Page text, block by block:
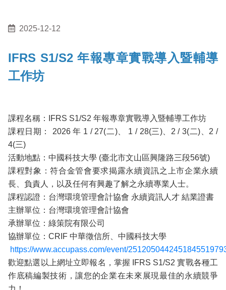
2025-12-12
IFRS S1/S2 年報專章實戰導入暨輔導
工作坊
課程名稱：IFRS S1/S2 年報專章實戰導入暨輔導工作坊
課程日期： 2026 年 1 / 27(二)、 1 / 28(三)、2 / 3(二)、2 /
4(三)
活動地點：中國科技大學 (臺北市文山區興隆路三段56號)
課程對象：符合金管會要求揭露永續資訊之上市企業永續
長、負責人，以及任何有興趣了解之永續專業人士。
課程認證：台灣環境管理會計協會 永續資訊人才 結業證書
主辦單位：台灣環境管理會計協會
承辦單位：綠策院有限公司
協辦單位：CRIF 中華徵信所、中國科技大學
https://www.accupass.com/event/
歡迎點選以上網址立即報名，掌握 IFRS S1/S2 實戰各種工
作底稿編製技術，讓您的企業在未來展現最佳的永續競爭